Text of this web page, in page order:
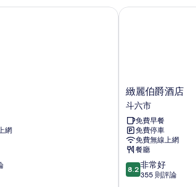
片
詳
網
緻
麗
伯
爵
酒
店
斗
六
市
緻麗伯爵酒店
斗六市
免費早餐
免費停車
免費無線上網
餐廳
8.2
分，
8.2 非常好
355 則評論
緻麗伯爵酒店